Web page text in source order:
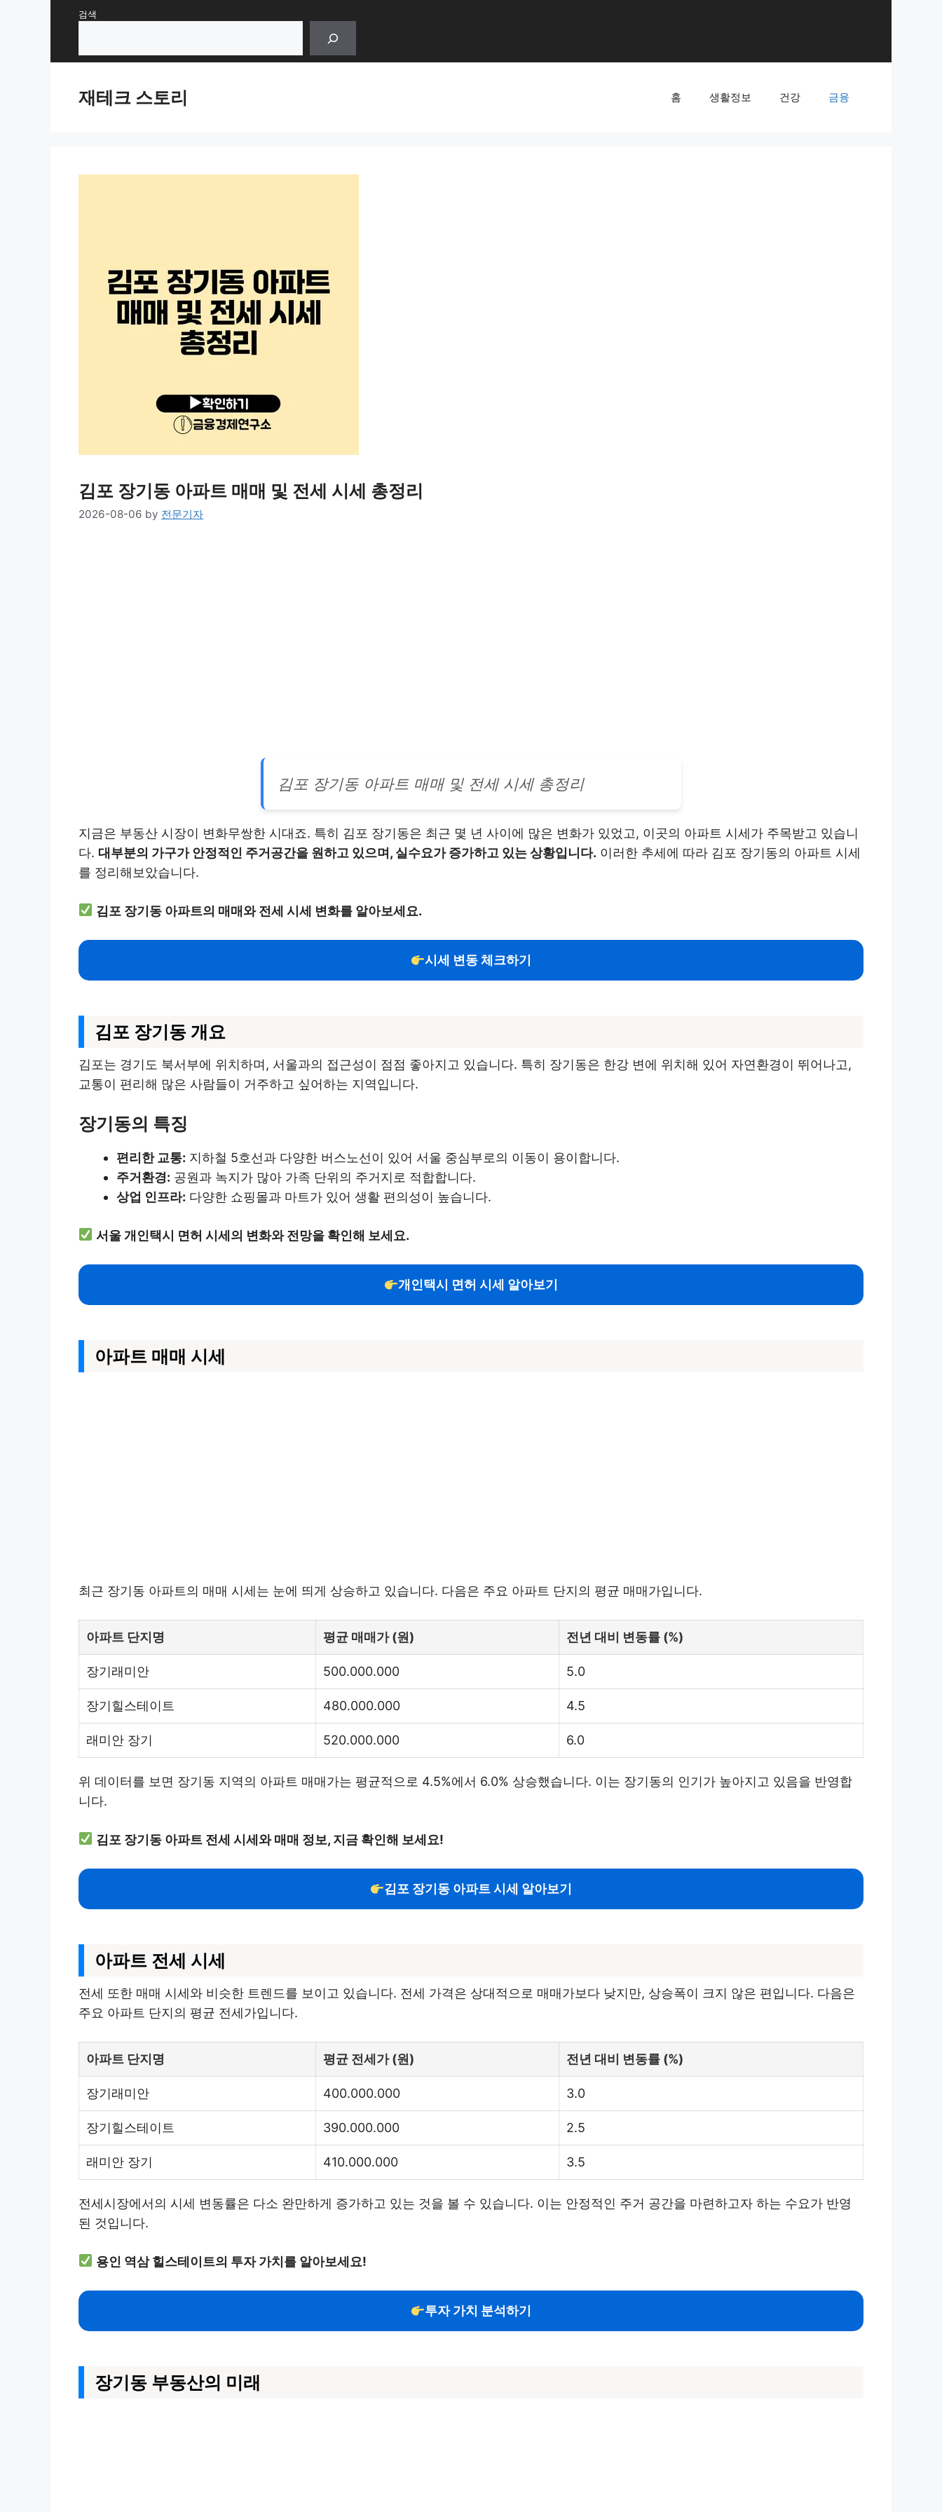
검색
재테크 스토리 홈 생활정보 건강 금융
김포 장기동 아파트 매매 및 전세 시세 총정리
2026-08-06 by 전문기자
김포 장기동 아파트 매매 및 전세 시세 총정리
지금은 부동산 시장이 변화무쌍한 시대죠. 특히 김포 장기동은 최근 몇 년 사이에 많은 변화가 있었고, 이곳의 아파트 시세가 주목받고 있습니
다. 대부분의 가구가 안정적인 주거공간을 원하고 있으며, 실수요가 증가하고 있는 상황입니다. 이러한 추세에 따라 김포 장기동의 아파트 시세
를 정리해보았습니다.
김포 장기동 아파트의 매매와 전세 시세 변화를 알아보세요.
시세 변동 체크하기
김포 장기동 개요
김포는 경기도 북서부에 위치하며, 서울과의 접근성이 점점 좋아지고 있습니다. 특히 장기동은 한강 변에 위치해 있어 자연환경이 뛰어나고,
교통이 편리해 많은 사람들이 거주하고 싶어하는 지역입니다.
장기동의 특징
편리한 교통: 지하철 5호선과 다양한 버스노선이 있어 서울 중심부로의 이동이 용이합니다.
주거환경: 공원과 녹지가 많아 가족 단위의 주거지로 적합합니다.
상업 인프라: 다양한 쇼핑몰과 마트가 있어 생활 편의성이 높습니다.
서울 개인택시 면허 시세의 변화와 전망을 확인해 보세요.
개인택시 면허 시세 알아보기
아파트 매매 시세
최근 장기동 아파트의 매매 시세는 눈에 띄게 상승하고 있습니다. 다음은 주요 아파트 단지의 평균 매매가입니다.
아파트 단지명 평균 매매가 (원) 전년 대비 변동률 (%)
장기래미안 500.000.000 5.0
장기힐스테이트 480.000.000 4.5
래미안 장기 520.000.000 6.0
위 데이터를 보면 장기동 지역의 아파트 매매가는 평균적으로 4.5%에서 6.0% 상승했습니다. 이는 장기동의 인기가 높아지고 있음을 반영합
니다.
김포 장기동 아파트 전세 시세와 매매 정보, 지금 확인해 보세요!
김포 장기동 아파트 시세 알아보기
아파트 전세 시세
전세 또한 매매 시세와 비슷한 트렌드를 보이고 있습니다. 전세 가격은 상대적으로 매매가보다 낮지만, 상승폭이 크지 않은 편입니다. 다음은
주요 아파트 단지의 평균 전세가입니다.
아파트 단지명 평균 전세가 (원) 전년 대비 변동률 (%)
장기래미안 400.000.000 3.0
장기힐스테이트 390.000.000 2.5
래미안 장기 410.000.000 3.5
전세시장에서의 시세 변동률은 다소 완만하게 증가하고 있는 것을 볼 수 있습니다. 이는 안정적인 주거 공간을 마련하고자 하는 수요가 반영
된 것입니다.
용인 역삼 힐스테이트의 투자 가치를 알아보세요!
투자 가치 분석하기
장기동 부동산의 미래